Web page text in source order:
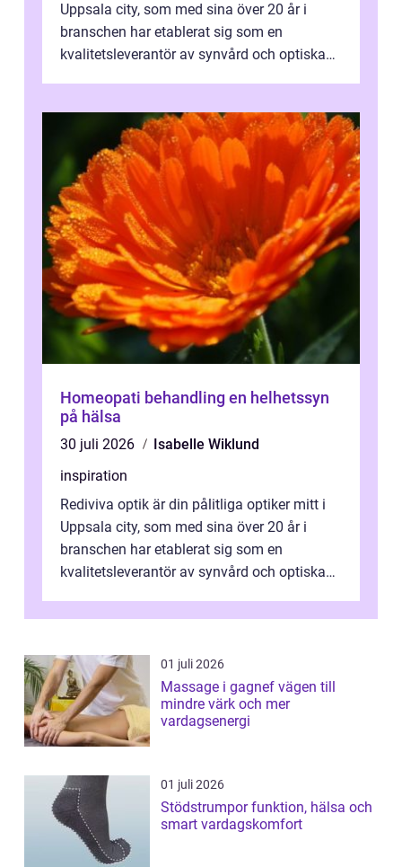
Uppsala city, som med sina över 20 år i
branschen har etablerat sig som en
kvalitetsleverantör av synvård och optiska
Homeopati behandling en helhetssyn
på hälsa
30 juli 2026
Isabelle Wiklund
inspiration
Rediviva optik är din pålitliga optiker mitt i
Uppsala city, som med sina över 20 år i
branschen har etablerat sig som en
kvalitetsleverantör av synvård och optiska
01 juli 2026
Massage i gagnef vägen till
mindre värk och mer
vardagsenergi
01 juli 2026
Stödstrumpor funktion, hälsa och
smart vardagskomfort